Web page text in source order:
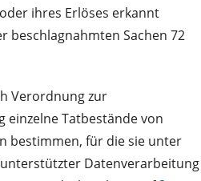
ihres Erlöses erkannt
beschlagnahmten Sachen 72
Verordnung zur
einzelne Tatbestände von
bestimmen, für die sie unter
Datenverarbeitung